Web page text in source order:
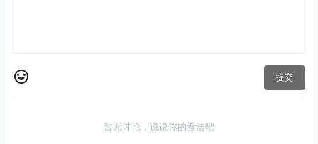
提交
暂无讨论，说说你的看法吧